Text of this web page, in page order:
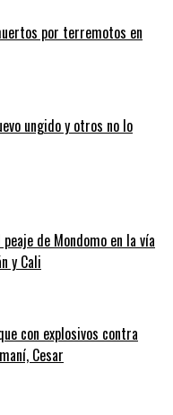
por terremotos en
ungido y otros no lo
de Mondomo en la vía
y Cali
con explosivos contra
Cesar